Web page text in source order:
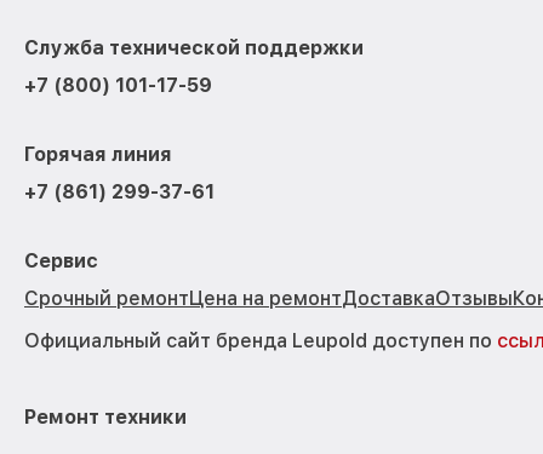
Служба технической поддержки
+7 (800) 101-17-59
Горячая линия
+7 (861) 299-37-61
Сервис
Срочный ремонтЦена на ремонтДоставкаОтзывы
Официальный сайт бренда Leupold доступен по
Ремонт техники